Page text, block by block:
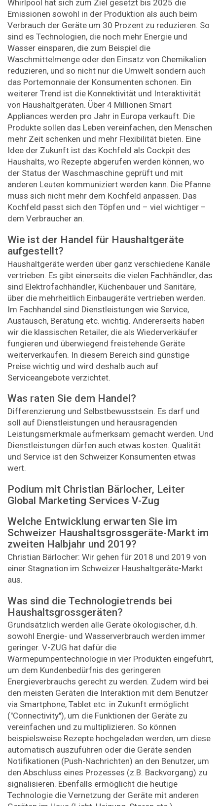
Whirlpool hat sich zum Ziel gesetzt bis 2025 die
Emissionen sowohl in der Produktion als auch beim
Verbrauch der Geräte um 30 Prozent zu reduzieren. So
sind es Technologien, die noch mehr Energie und
Wasser einsparen, die zum Beispiel die
Waschmittelmenge oder den Einsatz von Chemikalien
reduzieren, und so nicht nur die Umwelt sondern auch
das Portemonnaie der Konsumenten schonen. Ein
weiterer Trend ist die Konnektivität und Interaktivität
von Haushaltgeräten. Über 4 Millionen Smart
Appliances werden pro Jahr in Europa verkauft. Die
Produkte sollen das Leben vereinfachen, den Menschen
mehr Zeit schenken und mehr Flexibilität bieten. Eine
Idee der Zukunft ist das Kochfeld als Cockpit des
Haushalts, wo Rezepte abgerufen werden können, wo
der Status der Waschmaschine geprüft und mit
anderen Leuten kommuniziert werden kann. Die Pfanne
muss sich nicht mehr dem Kochfeld anpassen. Das
Kochfeld passt sich den Töpfen und – viel wichtiger –
dem Verbraucher an.
Wie ist der Handel für Haushaltgeräte
aufgestellt?
Haushaltgeräte werden über ganz verschiedene Kanäle
vertrieben. Es gibt einerseits die vielen Fachhändler, das
sind Elektrofachhändler, Küchenbauer und Sanitäre,
über die mehrheitlich Einbaugeräte vertrieben werden.
Im Fachhandel sind Dienstleistungen wie Service,
Austausch, Beratung etc. wichtig. Andererseits haben
wir die klassischen Retailer, die als Wiederverkäufer
fungieren und überwiegend freistehende Geräte
weiterverkaufen. In diesem Bereich sind günstige
Preise wichtig und wird deshalb auch auf
Serviceangebote verzichtet.
Was raten Sie dem Handel?
Differenzierung und Selbstbewusstsein. Es darf und
soll auf Dienstleistungen und herausragenden
Leistungsmerkmale aufmerksam gemacht werden. Und
Dienstleistungen dürfen auch etwas kosten. Qualität
und Service ist den Schweizer Konsumenten etwas
wert.
Podium mit Christian Bärlocher, Leiter
Global Marketing Services V-Zug
Welche Entwicklung erwarten Sie im
Schweizer Haushaltsgrossgeräte-Markt im
zweiten Halbjahr und 2019?
Christian Bärlocher: Wir gehen für 2018 und 2019 von
einer Stagnation im Schweizer Haushaltgeräte-Markt
aus.
Was sind die Technologietrends bei
Haushaltsgrossgeräten?
Grundsätzlich werden alle Geräte ökologischer, d.h.
sowohl Energie- und Wasserverbrauch werden immer
geringer. V-ZUG hat dafür die
Wärmepumpentechnologie in vier Produkten eingeführt,
um dem Kundenbedürfnis des geringeren
Energieverbrauchs gerecht zu werden. Zudem wird bei
den meisten Geräten die Interaktion mit dem Benutzer
via Smartphone, Tablet etc. in Zukunft ermöglicht
("Connectivity"), um die Funktionen der Geräte zu
vereinfachen und zu multiplizieren. So können
beispielsweise Rezepte hochgeladen werden, um diese
automatisch auszuführen oder die Geräte senden
Notifikationen (Push-Nachrichten) an den Benutzer, um
den Abschluss eines Prozesses (z.B. Backvorgang) zu
signalisieren. Ebenfalls ermöglicht die heutige
Technologie die Vernetzung der Geräte mit anderen